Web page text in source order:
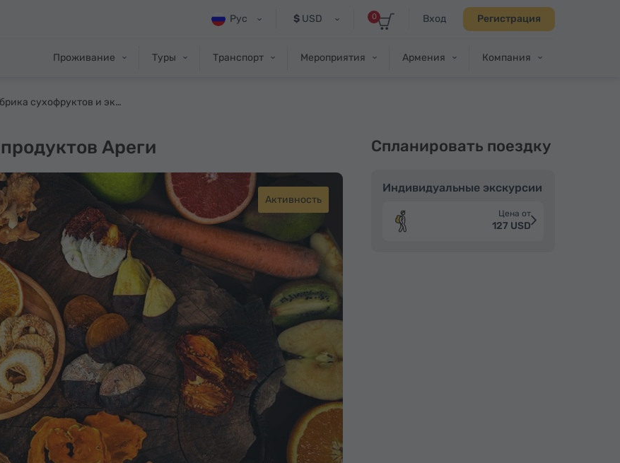
Вход Регистрация
0
$USD
Рус
Проживание Туры Транспорт Мероприятия Армения Компания
Фабрика сухофруктов и эко-продуктов Ареги
Ареги
Активность
Спланировать поездку
Индивидуальные экскурсии
Цена от
127 USD